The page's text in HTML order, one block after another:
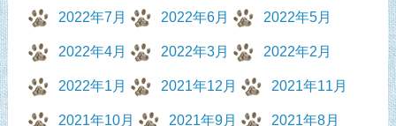
2022年7月 2022年6月 2022年5月
2022年4月 2022年3月 2022年2月
2022年1月 2021年12月 2021年11月
2021年10月 2021年9月 2021年8月